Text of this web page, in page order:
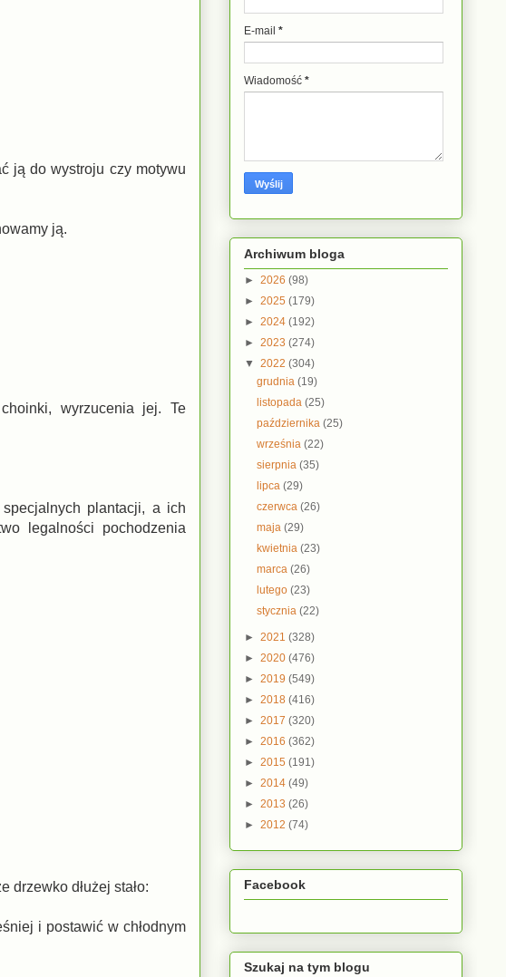
ją do wystroju czy motywu
ją.
wyrzucenia jej. Te
plantacji, a ich
legalności pochodzenia
drzewko dłużej stało:
i postawić w chłodnym
E-mail *
Wiadomość *
Archiwum bloga
► 2026 (98)
► 2025 (179)
► 2024 (192)
► 2023 (274)
▼ 2022 (304)
grudnia(19)
listopada(25)
października(25)
września(22)
sierpnia(35)
lipca(29)
czerwca(26)
maja(29)
kwietnia(23)
marca(26)
lutego(23)
stycznia(22)
► 2021 (328)
► 2020 (476)
► 2019 (549)
► 2018 (416)
► 2017 (320)
► 2016 (362)
► 2015 (191)
► 2014 (49)
► 2013 (26)
► 2012 (74)
Facebook
Szukaj na tym blogu